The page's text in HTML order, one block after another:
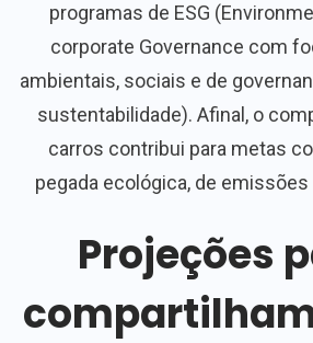
programas de ESG
corporate Governance com
ambientais, sociais e de
sustentabilidade). Afinal, o
carros contribui para metas
pegada ecológica, de emissões
Projeções